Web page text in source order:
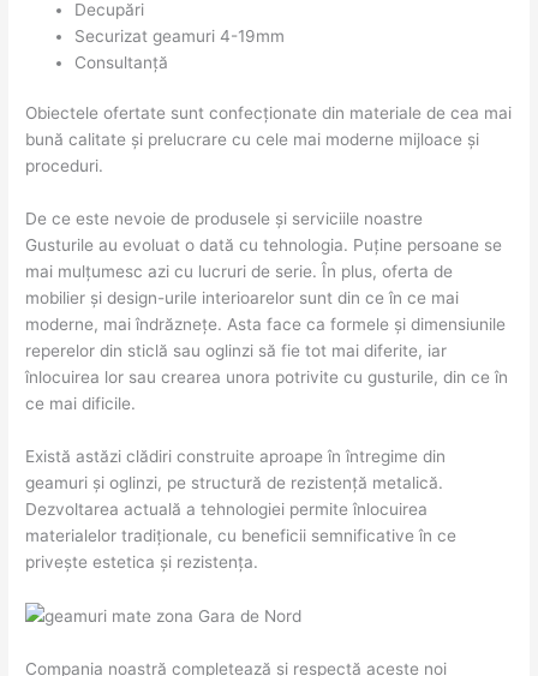
Decupări
Securizat geamuri 4-19mm
Consultanță
Obiectele ofertate sunt confecționate din materiale de cea mai
bună calitate și prelucrare cu cele mai moderne mijloace și
proceduri.
De ce este nevoie de produsele și serviciile noastre
Gusturile au evoluat o dată cu tehnologia. Puține persoane se
mai mulțumesc azi cu lucruri de serie. În plus, oferta de
mobilier și design-urile interioarelor sunt din ce în ce mai
moderne, mai îndrăznețe. Asta face ca formele și dimensiunile
reperelor din sticlă sau oglinzi să fie tot mai diferite, iar
înlocuirea lor sau crearea unora potrivite cu gusturile, din ce în
ce mai dificile.
Există astăzi clădiri construite aproape în întregime din
geamuri și oglinzi, pe structură de rezistență metalică.
Dezvoltarea actuală a tehnologiei permite înlocuirea
materialelor tradiționale, cu beneficii semnificative în ce
privește estetica și rezistența.
Compania noastră completează și respectă aceste noi